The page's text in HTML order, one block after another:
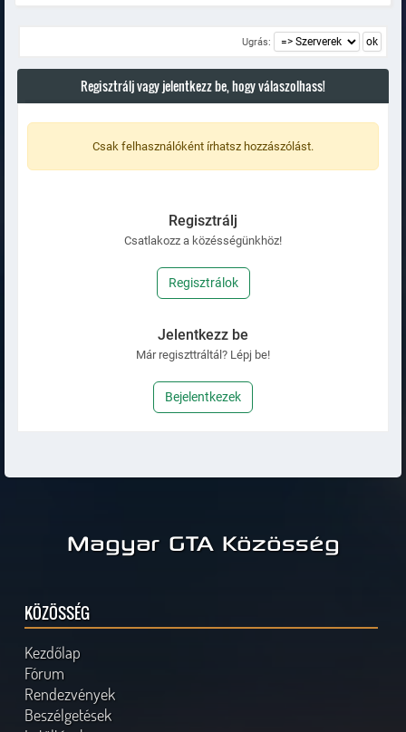
Ugrás:
Regisztrálj vagy jelentkezz be, hogy válaszolhass!
Csak felhasználóként írhatsz hozzászólást.
Regisztrálj
Csatlakozz a közésségünkhöz!
Regisztrálok
Jelentkezz be
Már regiszttráltál? Lépj be!
Bejelentkezek
Magyar GTA Közösség
KÖZÖSSÉG
Kezdőlap
Fórum
Rendezvények
Beszélgetések